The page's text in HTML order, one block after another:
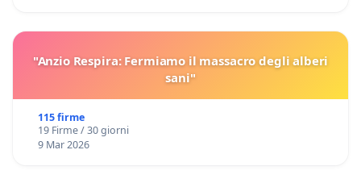
"Anzio Respira: Fermiamo il massacro degli alberi
sani"
115 firme
19 Firme / 30 giorni
9 Mar 2026